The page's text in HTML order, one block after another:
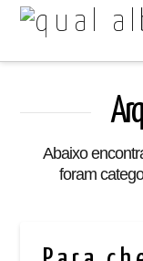
Abaixo
foram